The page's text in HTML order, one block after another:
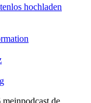
hochladen